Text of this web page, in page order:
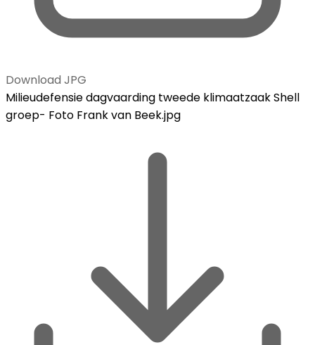
Download JPG
Milieudefensie dagvaarding tweede klimaatzaak Shell
groep- Foto Frank van Beek.jpg